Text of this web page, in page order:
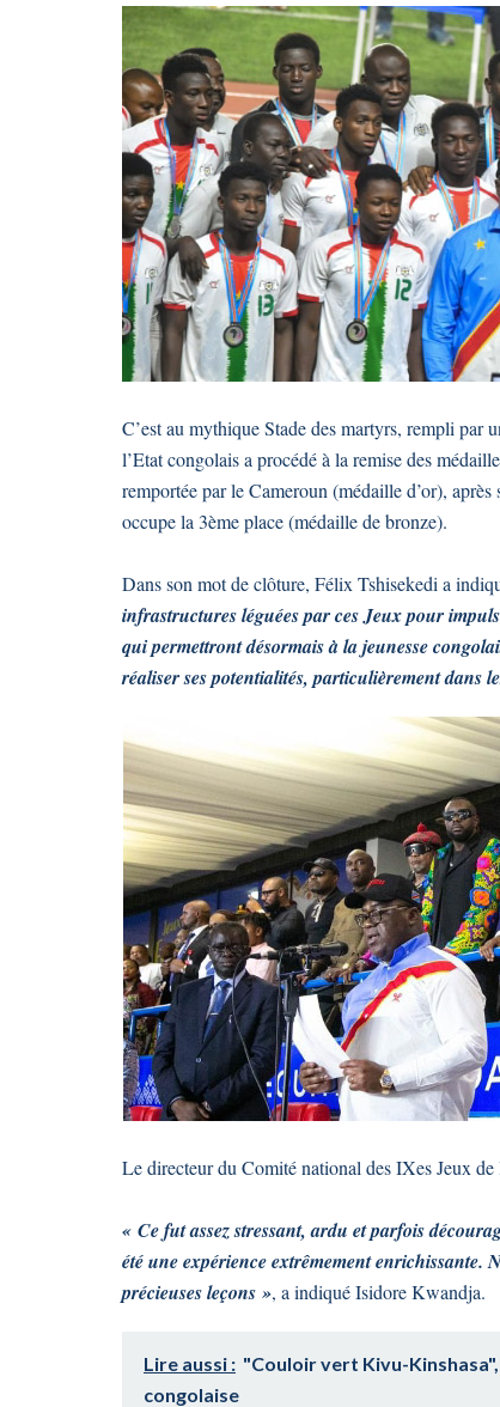
C’est au mythique Stade des martyrs, rempli par
l’Etat congolais a procédé à la remise des
remportée par le Cameroun (médaille d’or),
occupe la 3ème place (médaille de bronze).
Dans son mot de clôture, Félix Tshisekedi a
infrastructures léguées par ces Jeux pour
qui permettront désormais à la jeunesse
réaliser ses potentialités, particulièrement dans
Le directeur du Comité national des IXes Jeux
« Ce fut assez stressant, ardu et parfois
été une expérience extrêmement enrichissante.
précieuses leçons », a indiqué Isidore Kwandja.
Lire aussi : "Couloir vert Kivu-
congolaise